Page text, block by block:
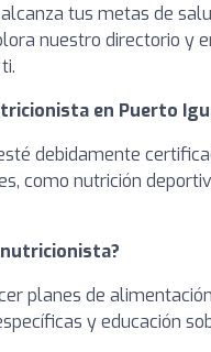
tus metas de
nuestro directorio y
en Puerto
debidamente
como nutrición
planes de
y educación